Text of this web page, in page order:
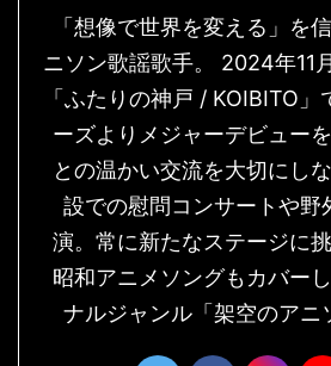
「想像で世界を変える」を
ニソン歌謡歌手。 2024年11
「ふたりの神戸 / KOIBITO」
ーズよりメジャーデビュー
との温かい交流を大切にし
設での慰問コンサートや野
演。常に新たなステージに
昭和アニメソングもカバー
ナルジャンル「架空のアニ